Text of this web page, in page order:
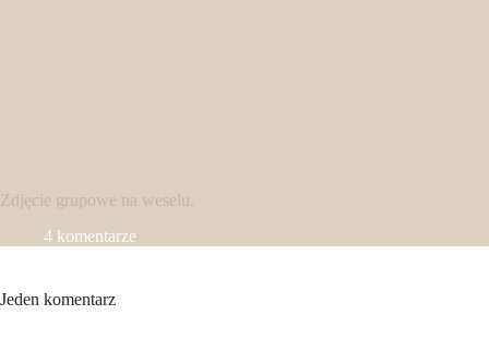
Zdjęcie grupowe na weselu.
4 komentarze
Jeden komentarz